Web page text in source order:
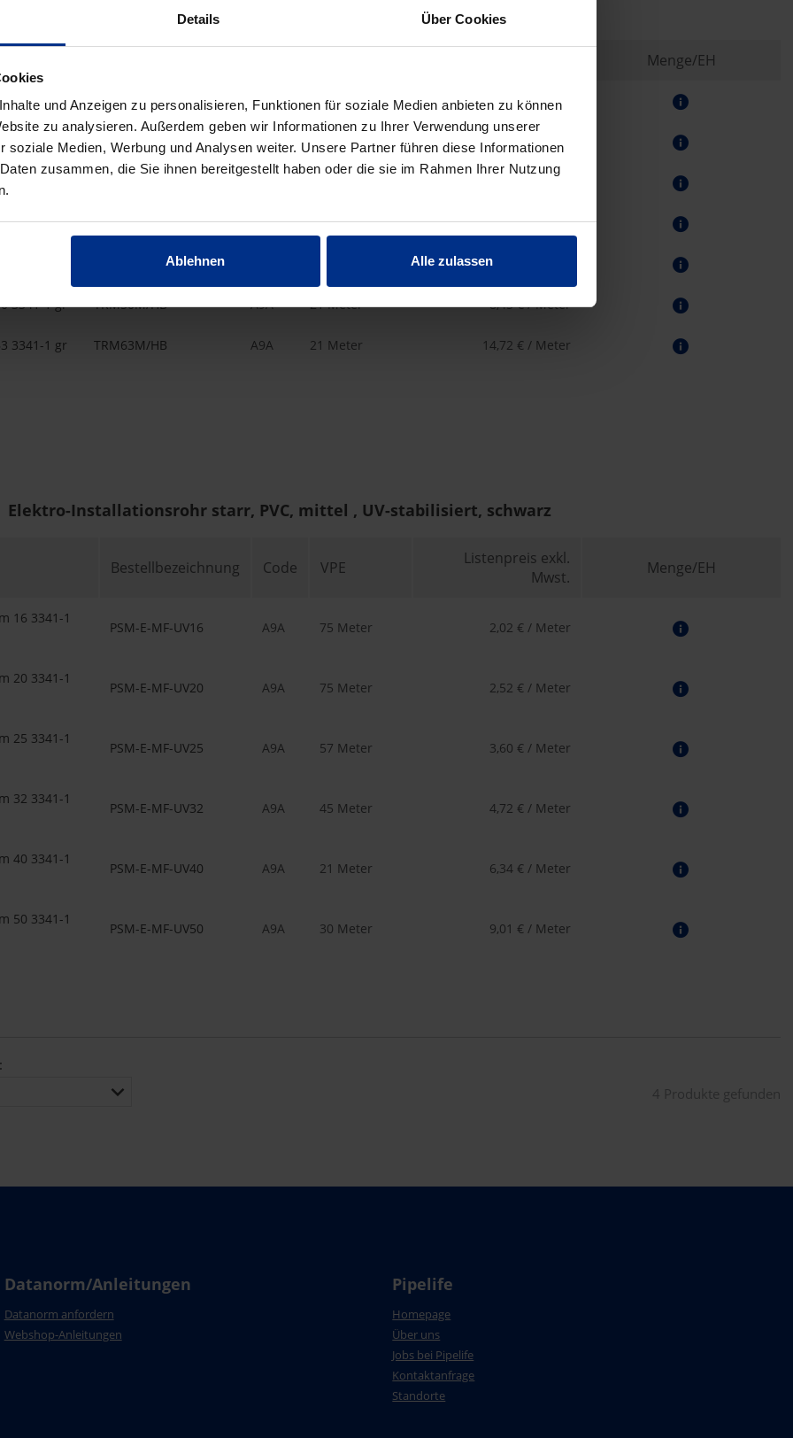
Details Über Cookies
und Anzeigen zu personalisieren, Funktionen für soziale Medien anbieten zu können
zu analysieren. Außerdem geben wir Informationen zu Ihrer Verwendung unserer
soziale Medien, Werbung und Analysen weiter. Unsere Partner führen diese Informationen
zusammen, die Sie ihnen bereitgestellt haben oder die sie im Rahmen Ihrer Nutzung
Ablehnen Alle zulassen
Elektro-Installationsrohr starr, PVC, mittel , grau
Menge/EH
3341-1 gr TRM16M/HB A9A 111 Meter 1,63 € / Meter
3341-1 gr TRM20M/HB A9A 111 Meter 2,04 € / Meter
3341-1 gr 2,95 € / Meter
3341-1 gr TRM32M/HB A9A 57 Meter 4,32 € / Meter
TRM40M/HB 5,99 € / Meter
3341-1 gr TRM50M/HB A9A 21 Meter 8,45 € / Meter
3341-1 gr TRM63M/HB A9A 21 Meter 14,72 € / Meter
Elektro-Installationsrohr starr, PVC, mittel , UV-stabilisiert, schwarz
Bestellbezeichnung Code VPE
Listenpreis exkl.
Mwst.
Menge/EH
16 3341-1
PSM-E-MF-UV16 A9A 75 Meter 2,02 € / Meter
20 3341-1
PSM-E-MF-UV20 A9A 75 Meter 2,52 € / Meter
25 3341-1
PSM-E-MF-UV25 A9A 57 Meter 3,60 € / Meter
32 3341-1
PSM-E-MF-UV32 A9A 45 Meter 4,72 € / Meter
40 3341-1
PSM-E-MF-UV40 A9A 21 Meter 6,34 € / Meter
50 3341-1
PSM-E-MF-UV50 A9A 30 Meter 9,01 € / Meter
4 Produkte gefunden
Datanorm/Anleitungen
Datanorm anfordern
Webshop-Anleitungen
Pipelife
Homepage
Über uns
Jobs bei Pipelife
Kontaktanfrage
Standorte